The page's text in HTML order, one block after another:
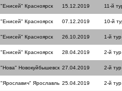
"Енисей" Красноярск 15.12.2019 11-й
"Енисей" Красноярск 07.12.2019 10-й
"Енисей" Красноярск 26.10.2019 1-й тур
"Енисей" Красноярск 28.04.2019 2-й
"Нова" Новокуйбышевск 27.04.2019 2-й
"Ярославич" Ярославль 25.04.2019 2-й